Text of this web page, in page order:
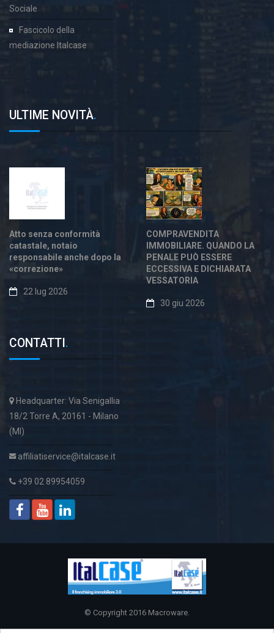
Sociale
Fascicolo della
mediazione Italcase
ULTIME NOVITÀ.
Atto senza conformità
catastale, notaio
responsabile anche dopo la
«correzione»
22 lug 2026
COMPRAVENDITA
IMMOBILIARE. QUANDO LA
PENALE PUÒ ESSERE
ECCESSIVA E DICHIARATA
VESSATORIA
30 giu 2026
CONTATTI .
Headquarter: Via Senigallia
18/2 Torre A, 20161 - Milano
(MI)
affiliatiservice@italcase.it
+39 02 89954059
© Copyright 2016 Macroware